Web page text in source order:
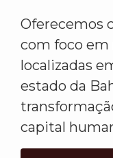
Oferecemos
com foco em
localizadas
estado da
capital